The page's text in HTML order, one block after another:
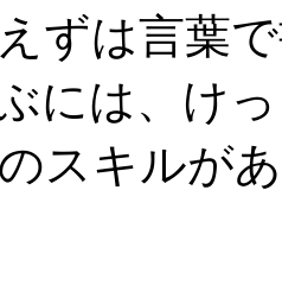
ずは言葉
には、け
スキルが